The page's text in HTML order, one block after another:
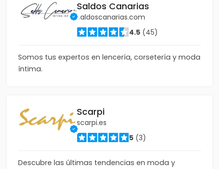
Saldos Canarias
saldoscanarias.com
4.5 (45)
Somos tus expertos en lencería, corsetería y moda
íntima.
Scarpi
scarpi.es
5 (3)
Descubre las últimas tendencias en moda y